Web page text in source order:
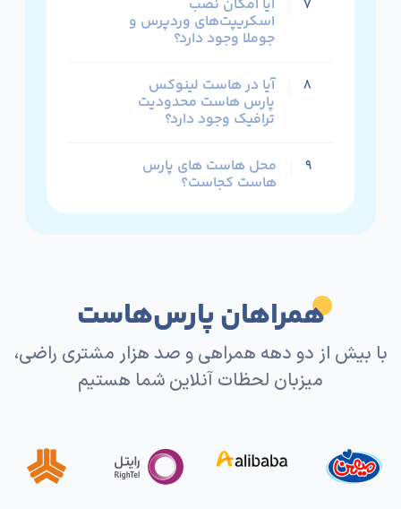
این هاست تفاوت های شاخصی با هاست اشتراکی لینوکس
در فضای ذخیره سازی آن است. فضای ذخیره سازی این
هاست از نوع SSD و NVMe پرسرعت بوده همچنین تعداد
هایی که روی سرور های هاست حرفه ای پشتیبانی می
شوند، کمتر است.
دریافت کنید.
۷ آیا امکان نصب
اسکریپت‌های وردپرس و
جوملا وجود دارد؟
۸ آیا در هاست لینوکس
پارس هاست محدودیت
ترافیک وجود دارد؟
۹ محل هاست های پارس
هاست کجاست؟
همراهان پارس‌هاست
با بیش از دو دهه همراهی و صد هزار مشتری راضی،
میزبان لحظات آنلاین شما هستیم